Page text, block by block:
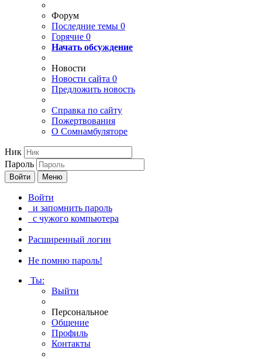
Форум
Последние темы 0
Горячие 0
Начать обсуждение
Новости
Новости сайта 0
Предложить новость
Справка по сайту
Пожертвования
О Сомнамбуляторе
Ник
Пароль
Войти Меню
Войти
и запомнить пароль
с чужого компьютера
Расширенный логин
Не помню пароль!
Ты:
Выйти
Персональное
Общение
Профиль
Контакты